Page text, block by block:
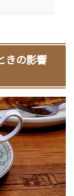
きの影響